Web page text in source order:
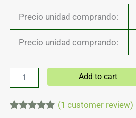
Precio unidad comprando:
Precio unidad comprando:
Add to cart
(1 customer review)